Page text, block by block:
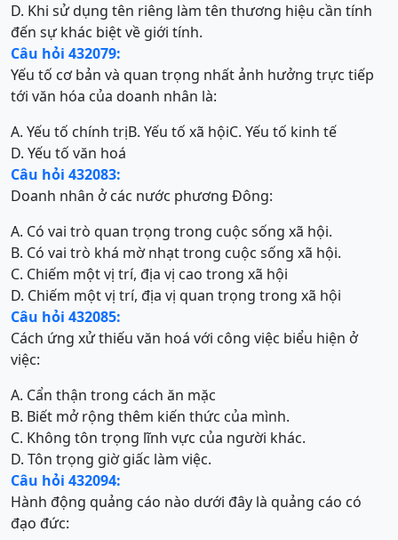
D. Khi sử dụng tên riêng làm tên thương hiệu cần tính
đến sự khác biệt về giới tính.
Câu hỏi 432079:
Yếu tố cơ bản và quan trọng nhất ảnh hưởng trực tiếp
tới văn hóa của doanh nhân là:
A. Yếu tố chính trịB. Yếu tố xã hộiC. Yếu tố kinh tế
D. Yếu tố văn hoá
Câu hỏi 432083:
Doanh nhân ở các nước phương Đông:
A. Có vai trò quan trọng trong cuộc sống xã hội.
B. Có vai trò khá mờ nhạt trong cuộc sống xã hội.
C. Chiếm một vị trí, địa vị cao trong xã hội
D. Chiếm một vị trí, địa vị quan trọng trong xã hội
Câu hỏi 432085:
Cách ứng xử thiếu văn hoá với công việc biểu hiện ở
việc:
A. Cẩn thận trong cách ăn mặc
B. Biết mở rộng thêm kiến thức của mình.
C. Không tôn trọng lĩnh vực của người khác.
D. Tôn trọng giờ giấc làm việc.
Câu hỏi 432094:
Hành động quảng cáo nào dưới đây là quảng cáo có
đạo đức: